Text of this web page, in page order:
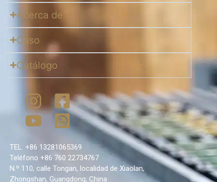
Acerca de
Caso
Catálogo
TEL. +86 13281065369
Teléfono +86 760 22734767
N.º 110, calle Tongan, localidad de Xiaolan,
Zhongshan, Guangdong, China